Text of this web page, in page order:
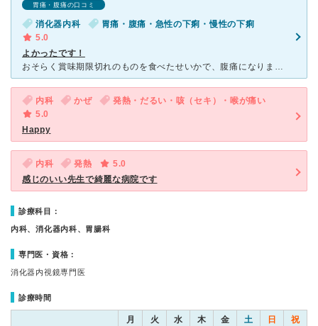
胃痛・腹痛の口コミ
消化器内科
胃痛・腹痛・急性の下痢・慢性の下痢
5.0
よかったです！
おそらく賞味期限切れのものを食べたせいかで、腹痛になりました。いつもなら2.3日で治るのですが、1週間ほど痛くご飯もほとんど食べられなかったので受診。 遅い時間にも空いてるので仕事帰りにより、受診。
内科 かぜ
発熱・だるい・咳（セキ）・喉が痛い
5.0
Happy
内科 発熱
5.0
感じのいい先生で綺麗な病院です
診療科目：
内科、消化器内科、胃腸科
専門医・資格：
消化器内視鏡専門医
診療時間
月 火 水 木 金 土 日 祝